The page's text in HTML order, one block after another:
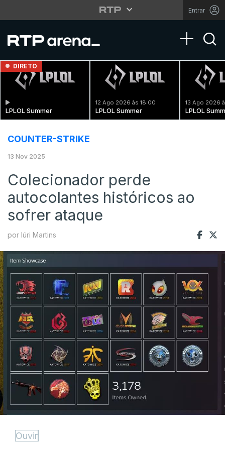
Entrar
Toggle
DIRETO
LPLOL Summer
12 Ago 2026 às 18:00
LPLOL Summer
13 Ago 2026
LPLOL
COUNTER-STRIKE
13 Nov 2025
Colecionador perde
autocolantes históricos ao
sofrer ataque
por Iúri Martins
Ouvir